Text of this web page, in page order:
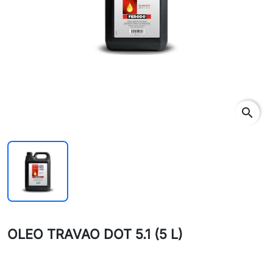
search
OLEO TRAVAO DOT 5.1 (5 L)